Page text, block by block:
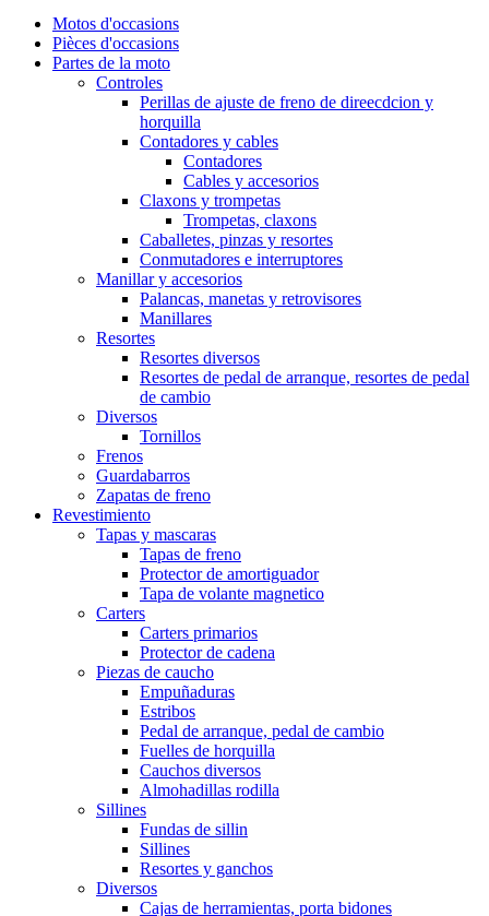
Motos d'occasions
Pièces d'occasions
Partes de la moto
Controles
Perillas de ajuste de freno de direecdcion y
horquilla
Contadores y cables
Contadores
Cables y accesorios
Claxons y trompetas
Trompetas, claxons
Caballetes, pinzas y resortes
Conmutadores e interruptores
Manillar y accesorios
Palancas, manetas y retrovisores
Manillares
Resortes
Resortes diversos
Resortes de pedal de arranque, resortes de pedal
de cambio
Diversos
Tornillos
Frenos
Guardabarros
Zapatas de freno
Revestimiento
Tapas y mascaras
Tapas de freno
Protector de amortiguador
Tapa de volante magnetico
Carters
Carters primarios
Protector de cadena
Piezas de caucho
Empuñaduras
Estribos
Pedal de arranque, pedal de cambio
Fuelles de horquilla
Cauchos diversos
Almohadillas rodilla
Sillines
Fundas de sillin
Sillines
Resortes y ganchos
Diversos
Cajas de herramientas, porta bidones